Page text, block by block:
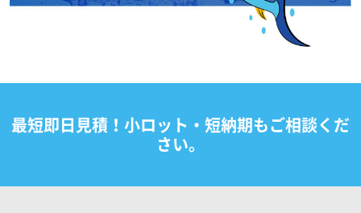
最短即日見積！小ロット・短納期もご相談くだ
さい。